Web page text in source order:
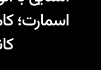
اسمارت؛